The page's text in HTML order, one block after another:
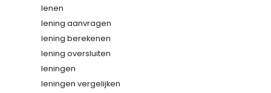
lenen
lening aanvragen
lening berekenen
lening oversluiten
leningen
leningen vergelijken